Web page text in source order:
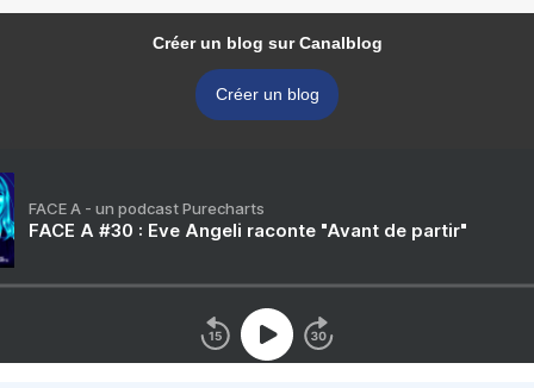
Créer un blog sur Canalblog
Créer un blog
FACE A - un podcast Purecharts
FACE A #30 : Eve Angeli raconte "Avant de partir"